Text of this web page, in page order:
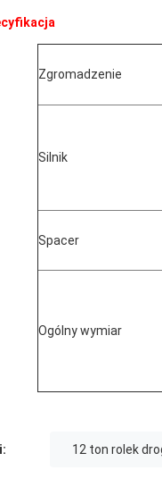
Zgromadzenie
Silnik
Spacer
Ogólny wymiar
12 ton rolek